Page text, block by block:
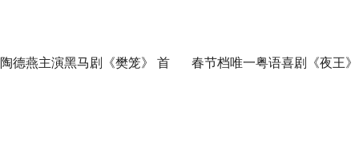
陶德燕主演黑马剧《樊笼》 首 春节档唯一粤语喜剧《夜王》